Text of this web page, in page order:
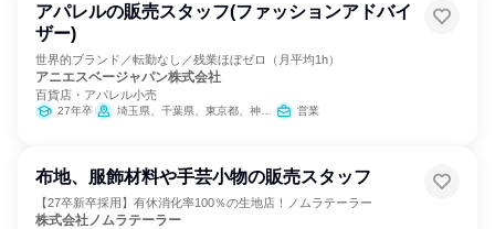
アパレルの販売スタッフ(ファッションアドバイ
ザー)
世界的ブランド／転勤なし／残業ほぼゼロ（月平均1h）
アニエスベージャパン株式会社
百貨店・アパレル小売
27年卒 埼玉県、千葉県、東京都、神奈川県 営業
布地、服飾材料や手芸小物の販売スタッフ
【27卒新卒採用】有休消化率100％の生地店！ノムラテーラー
株式会社ノムラテーラー